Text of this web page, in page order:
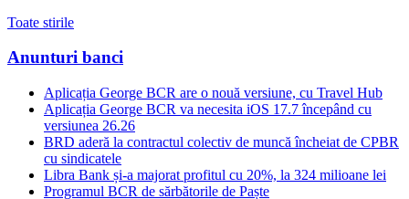
Toate stirile
Anunturi banci
Aplicația George BCR are o nouă versiune, cu Travel Hub
Aplicația George BCR va necesita iOS 17.7 începând cu
versiunea 26.26
BRD aderă la contractul colectiv de muncă încheiat de CPBR
cu sindicatele
Libra Bank și-a majorat profitul cu 20%, la 324 milioane lei
Programul BCR de sărbătorile de Paște